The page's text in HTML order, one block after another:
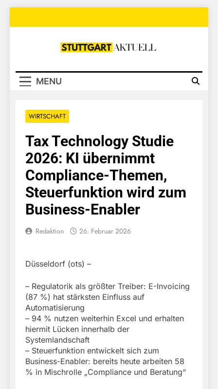
Stuttgart
MENU
WIRTSCHAFT
Tax Technology Studie
2026: KI übernimmt
Compliance-Themen,
Steuerfunktion wird zum
Business-Enabler
Redaktion 26. Februar 2026
Düsseldorf (ots) –
– Regulatorik als größter Treiber: E-Invoicing
(87 %) hat stärksten Einfluss auf
Automatisierung
– 94 % nutzen weiterhin Excel und erhalten
hiermit Lücken innerhalb der
Systemlandschaft
– Steuerfunktion entwickelt sich zum
Business-Enabler: bereits heute arbeiten 58
% in Mischrolle „Compliance und Beratung“